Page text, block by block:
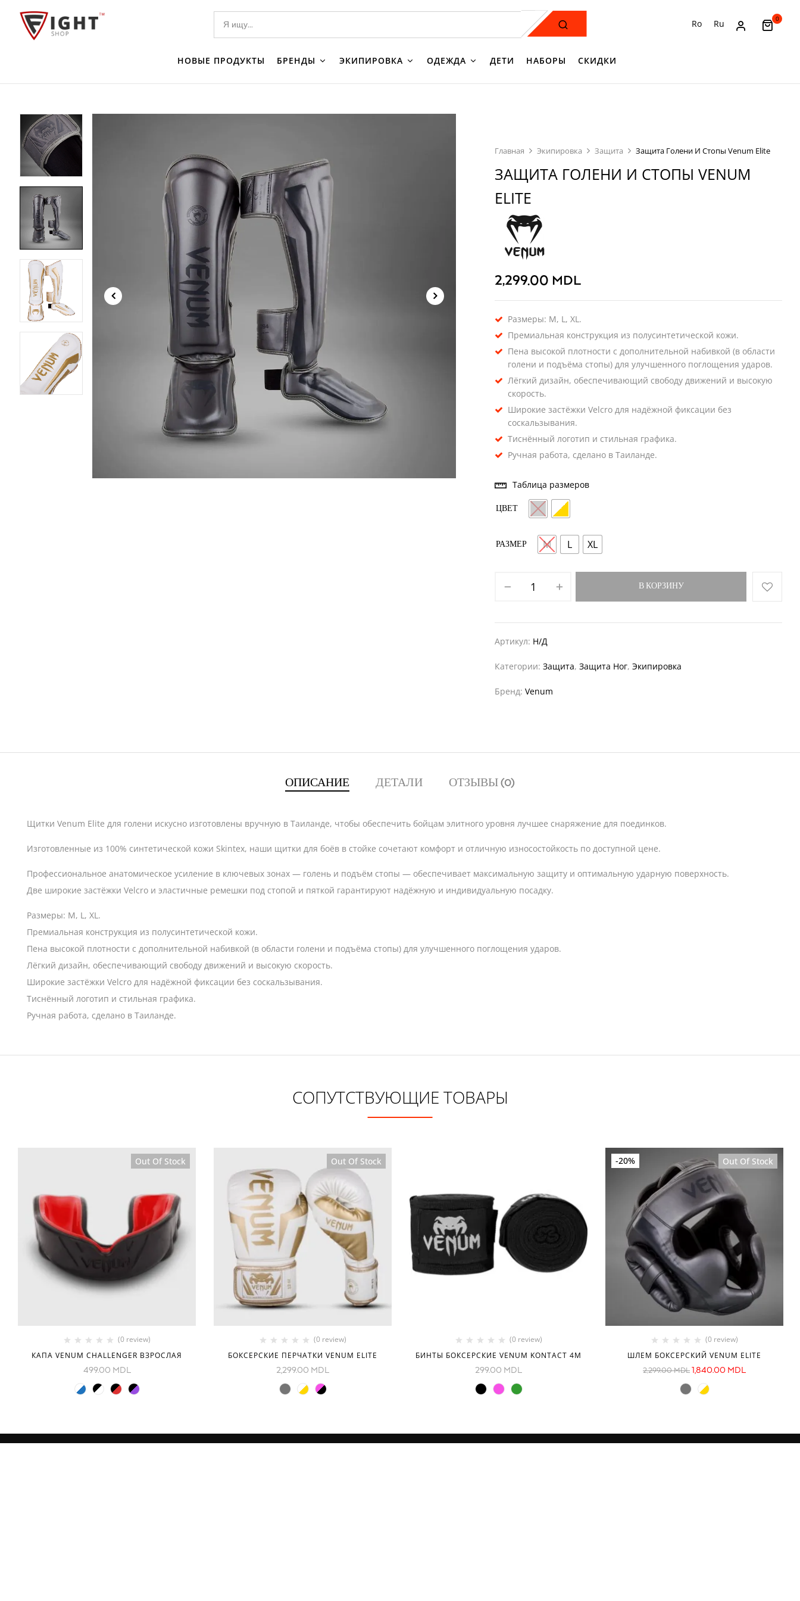
Ro Ru 0
НОВЫЕ ПРОДУКТЫ БРЕНДЫ ЭКИПИРОВКА ОДЕЖДА ДЕТИ НАБОРЫ СКИДКИ
Главная Экипировка Защита Защита Голени И Стопы Venum Elite
ЗАЩИТА ГОЛЕНИ И СТОПЫ VENUM
ELITE
2,299.00 MDL
Размеры: M, L, XL.
Премиальная конструкция из полусинтетической кожи.
Пена высокой плотности с дополнительной набивкой (в области
голени и подъёма стопы) для улучшенного поглощения ударов.
Лёгкий дизайн, обеспечивающий свободу движений и высокую
скорость.
Широкие застёжки Velcro для надёжной фиксации без
соскальзывания.
Тиснённый логотип и стильная графика.
Ручная работа, сделано в Таиланде.
Таблица размеров
ЦВЕТ
РАЗМЕР M L XL
В КОРЗИНУ
Артикул: Н/Д
Категории:Защита,Защита Ног,Экипировка
Бренд:Venum
ОПИСАНИЕ ДЕТАЛИ ОТЗЫВЫ (0)
Щитки Venum Elite для голени искусно изготовлены вручную в Таиланде, чтобы обеспечить бойцам элитного уровня лучшее снаряжение для поединков.
Изготовленные из 100% синтетической кожи Skintex, наши щитки для боёв в стойке сочетают комфорт и отличную износостойкость по доступной цене.
Профессиональное анатомическое усиление в ключевых зонах — голень и подъём стопы — обеспечивает максимальную защиту и оптимальную ударную поверхность.
Две широкие застёжки Velcro и эластичные ремешки под стопой и пяткой гарантируют надёжную и индивидуальную посадку.
Размеры: M, L, XL.
Премиальная конструкция из полусинтетической кожи.
Пена высокой плотности с дополнительной набивкой (в области голени и подъёма стопы) для улучшенного поглощения ударов.
Лёгкий дизайн, обеспечивающий свободу движений и высокую скорость.
Широкие застёжки Velcro для надёжной фиксации без соскальзывания.
Тиснённый логотип и стильная графика.
Ручная работа, сделано в Таиланде.
СОПУТСТВУЮЩИЕ ТОВАРЫ
Out Of Stock
(0 review)
КАПА VENUM CHALLENGER ВЗРОСЛАЯ
499.00 MDL
Out Of Stock
(0 review)
БОКСЕРСКИЕ ПЕРЧАТКИ VENUM ELITE
2,299.00 MDL
(0 review)
БИНТЫ БОКСЕРСКИЕ VENUM KONTACT 4M
299.00 MDL
Sale
-20% Out Of Stock
(0 review)
ШЛЕМ БОКСЕРСКИЙ VENUM ELITE
2,299.00MDL 1,840.00 MDL